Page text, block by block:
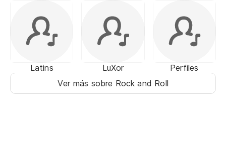
Latins LuXor
Perfiles
Ver más sobre Rock and Roll